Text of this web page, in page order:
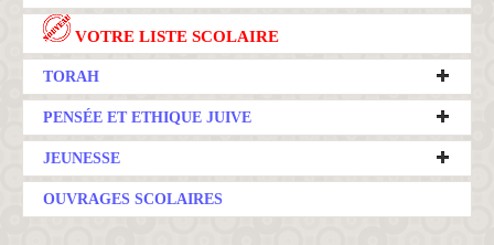
VOTRE LISTE SCOLAIRE
TORAH
PENSÉE ET ETHIQUE JUIVE
JEUNESSE
OUVRAGES SCOLAIRES